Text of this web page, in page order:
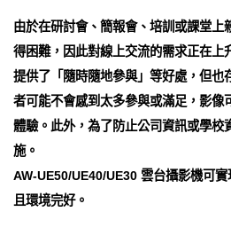
由於在研討會、簡報會、培訓或課堂上
得困難，因此對線上交流的需求正在上
提供了「隨時隨地參與」等好處，但也
者可能不會感到太多參與或滿足，影像
體驗。此外，為了防止公司資訊或學校
施。
AW-UE50/UE40/UE30 雲台攝影機可實
且環境完好。